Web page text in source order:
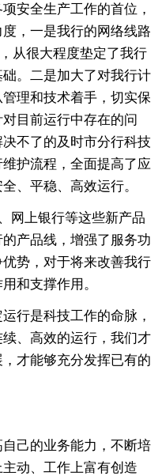
安全生产工作的首位，
，一是我行的网络线路
从很大程度垫定了我行
。二是加大了对我行计
理和技术着手，切实保
目前运行中存在的问
不了的及时市分行科技
护流程，全面提高了应
、平稳、高效运行。
网上银行等这些新产品
产品线，增强了服务功
势，对于将来改善我行
和支撑作用。
行是科技工作的命脉，
、高效的运行，我们才
才能够充分发挥已有的
己的业务能力，不断培
动、工作上富有创造